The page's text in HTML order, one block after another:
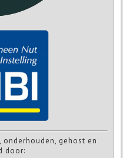
gehost en
door: